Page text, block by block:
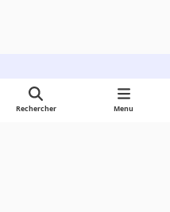
Rechercher Menu